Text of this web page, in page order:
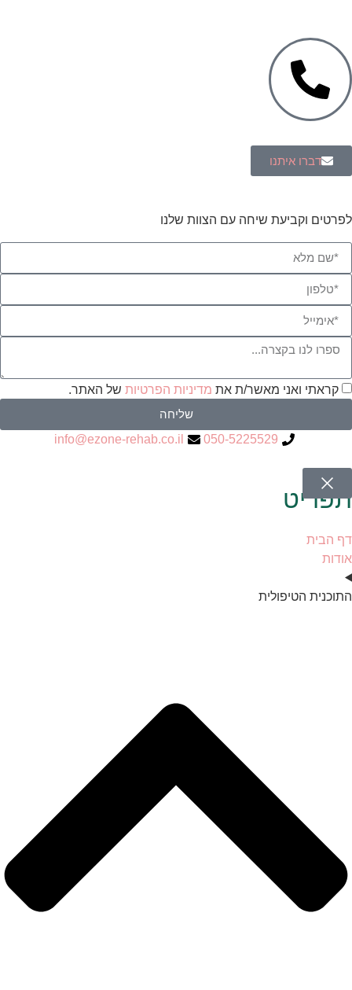
דברו איתנו
לפרטים וקביעת שיחה עם הצוות שלנו
קראתי ואני מאשר/ת את מדיניות הפרטיות של האתר.
שליחה
050-5225529
info@ezone-rehab.co.il
תפריט
דף הבית
אודות
התוכנית הטיפולית